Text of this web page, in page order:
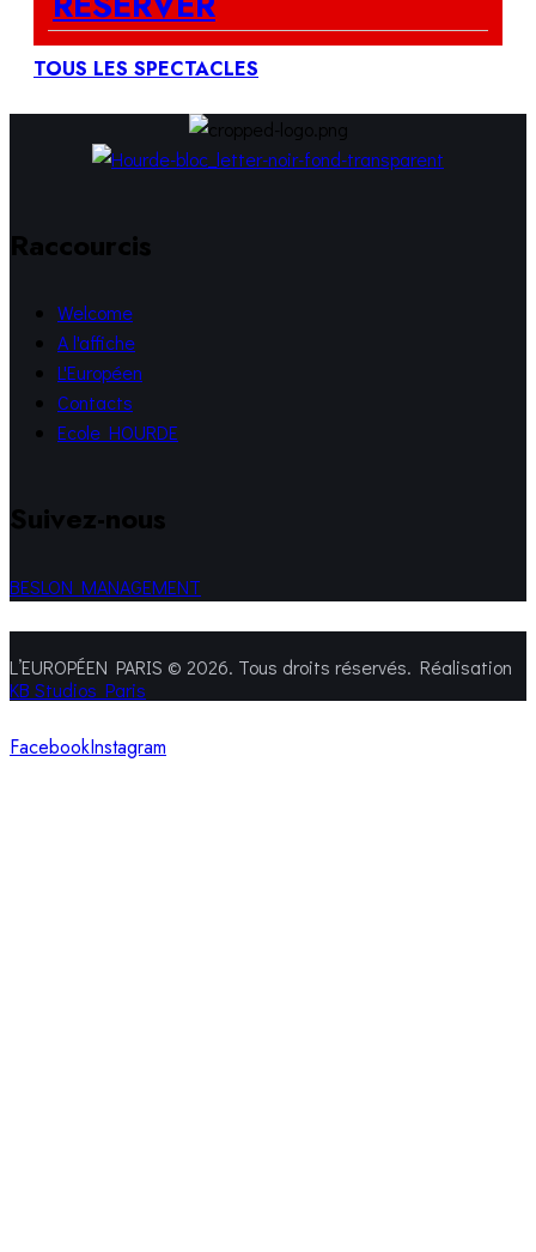
TOUS LES SPECTACLES
Raccourcis
Welcome
A l'affiche
L'Européen
Contacts
Ecole HOURDE
Suivez-nous
BESLON MANAGEMENT
L’EUROPÉEN PARIS © 2026. Tous droits réservés. Réalisation
KB Studios Paris
FacebookInstagram